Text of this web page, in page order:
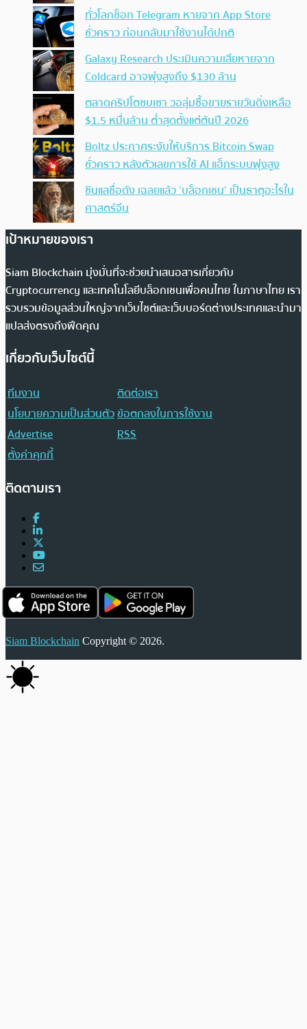
ทั่วโลกช็อก Telegram หายจาก App Store
ชั่วคราว ก่อนกลับมาใช้งานได้ปกติ
Galaxy Research ประเมินความเสียหายจาก
Coldcard อาจพุ่งสูงถึง $130 ล้าน
ตลาดคริปโตซบเซา วอลุ่มซื้อขายรายวันดิ่งเหลือ
$1.5 หมื่นล้าน ต่ำสุดตั้งแต่ต้นปี 2026
Boltz ประกาศระงับให้บริการ Bitcoin Swap
ชั่วคราว หลังตัวเลขการใช้ AI แฮ็กระบบพุ่งสูง
ซินแสชื่อดัง เฉลยแล้ว ‘บล็อกเชน’ เป็นธาตุอะไรใน
ศาสตร์จีน
เป้าหมายของเรา
Siam Blockchain มุ่งมั่นที่จะช่วยนำเสนอสารเกี่ยวกับ
Cryptocurrency และเทคโนโลยีบล็อกเชนเพื่อคนไทย ในภาษาไทย เรา
รวบรวมข้อมูลส่วนใหญ่จากเว็บไซต์และเว็บบอร์ดต่างประเทศและนำมา
แปลส่งตรงถึงฟีดคุณ
เกี่ยวกับเว็บไซต์นี้
ทีมงาน
ติดต่อเรา
นโยบายความเป็นส่วนตัวข้อตกลงในการใช้งาน
Advertise
RSS
ตั้งค่าคุกกี้
ติดตามเรา
Siam Blockchain Copyright © 2026.